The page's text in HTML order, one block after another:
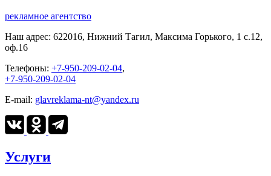
рекламное агентство
Наш адрес: 622016, Нижний Тагил, Максима Горького, 1 c.12,
оф.16
Телефоны: +7-950-209-02-04,
+7-950-209-02-04
E-mail: glavreklama-nt@yandex.ru
Услуги